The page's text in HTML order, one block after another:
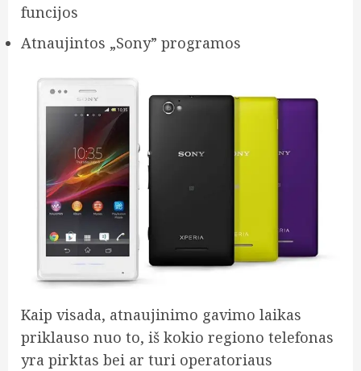
funcijos
Atnaujintos „Sony” programos
Kaip visada, atnaujinimo gavimo laikas
priklauso nuo to, iš kokio regiono telefonas
yra pirktas bei ar turi operatoriaus